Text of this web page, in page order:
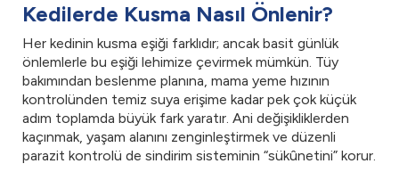
Kedilerde Kusma Nasıl Önlenir?
Her kedinin kusma eşiği farklıdır; ancak basit günlük
önlemlerle bu eşiği lehimize çevirmek mümkün. Tüy
bakımından beslenme planına, mama yeme hızının
kontrolünden temiz suya erişime kadar pek çok küçük
adım toplamda büyük fark yaratır. Ani değişikliklerden
kaçınmak, yaşam alanını zenginleştirmek ve düzenli
parazit kontrolü de sindirim sisteminin “sükûnetini” korur.